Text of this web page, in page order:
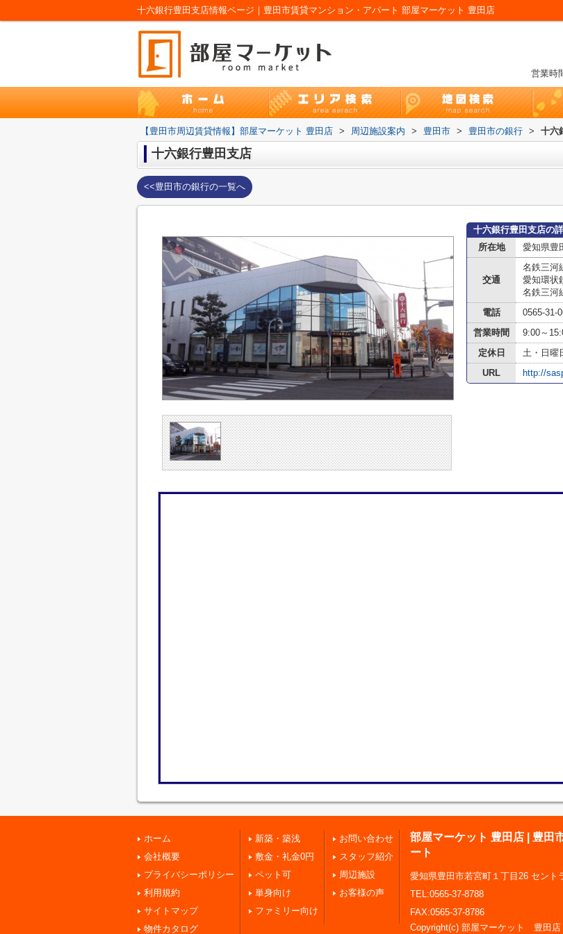
十六銀行豊田支店情報ページ｜豊田市賃貸マンション・アパート 部屋マーケット 豊田店
営業時
【豊田市周辺賃貸情報】部屋マーケット 豊田店 > 周辺施設案内 > 豊田市 > 豊田市の銀行 > 十六
十六銀行豊田支店
<<豊田市の銀行の一覧へ
十六銀行豊田支店の
所在地
愛知県豊
交通
名鉄三河
愛知環状
名鉄三河
電話
0565-31-
営業時間
9:00～
定休日
土・日曜
URL
http://
ホーム
会社概要
プライバシーポリシー
利用規約
サイトマップ
物件カタログ
新築・築浅
敷金・礼金0円
ペット可
単身向け
ファミリー向け
お問い合わせ
スタッフ紹介
周辺施設
お客様の声
部屋マーケット 豊田店 | 豊田
ート
愛知県豊田市若宮町１丁目26 セント
TEL:0565-37-8788
FAX:0565-37-8786
Copyright(c) 部屋マーケット 豊田